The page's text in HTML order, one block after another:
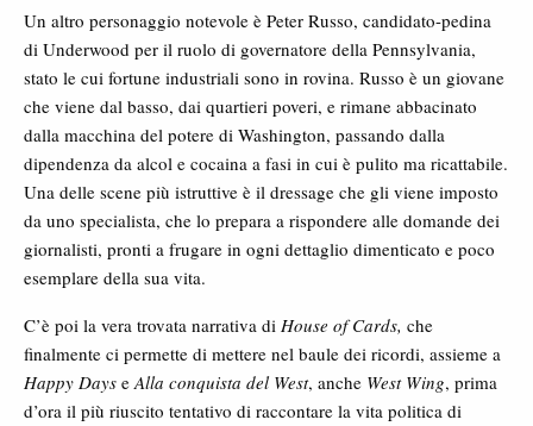
Un altro personaggio notevole è Peter Russo, candidato-pedina
di Underwood per il ruolo di governatore della Pennsylvania,
stato le cui fortune industriali sono in rovina. Russo è un giovane
che viene dal basso, dai quartieri poveri, e rimane abbacinato
dalla macchina del potere di Washington, passando dalla
dipendenza da alcol e cocaina a fasi in cui è pulito ma ricattabile.
Una delle scene più istruttive è il dressage che gli viene imposto
da uno specialista, che lo prepara a rispondere alle domande dei
giornalisti, pronti a frugare in ogni dettaglio dimenticato e poco
esemplare della sua vita.
C’è poi la vera trovata narrativa di House of Cards, che
finalmente ci permette di mettere nel baule dei ricordi, assieme a
Happy Days eAlla conquista del West, anche West Wing, prima
d’ora il più riuscito tentativo di raccontare la vita politica di